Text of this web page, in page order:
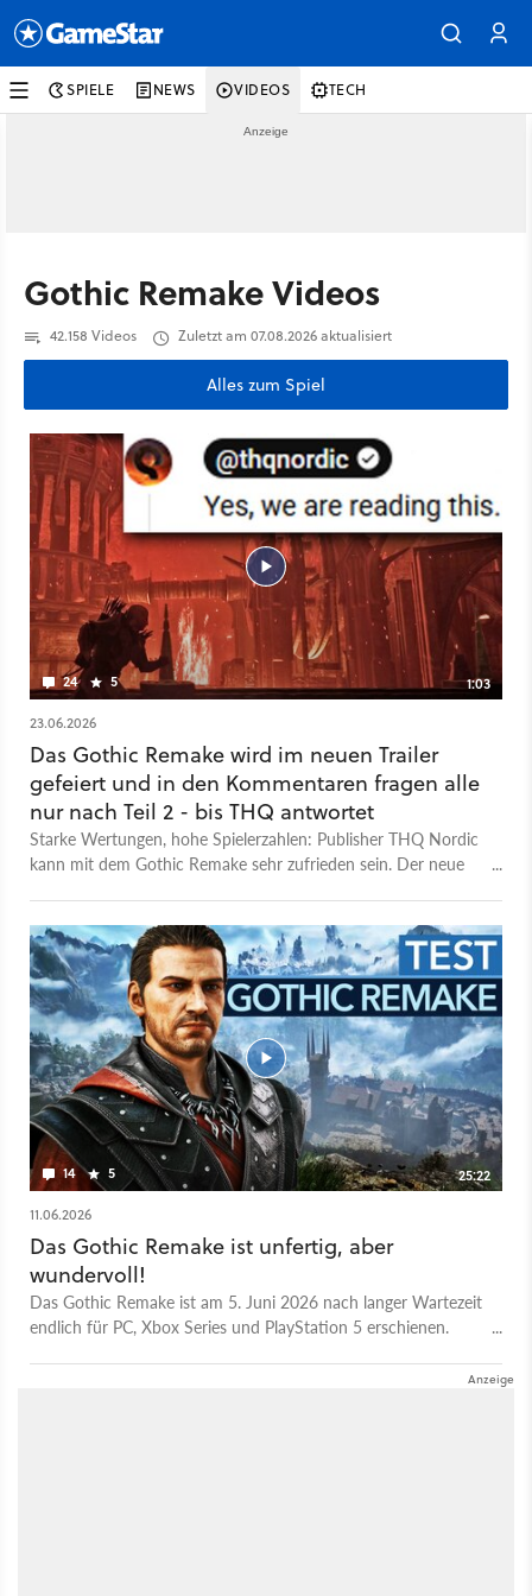
SPIELE NEWS VIDEOS TECH
Gothic Remake Videos
42.158 Videos Zuletzt am 07.08.2026 aktualisiert
Alles zum Spiel
24 5
1:03
23.06.2026
Das Gothic Remake wird im neuen Trailer
gefeiert und in den Kommentaren fragen alle
nur nach Teil 2 - bis THQ antwortet
Starke Wertungen, hohe Spielerzahlen: Publisher THQ Nordic
kann mit dem Gothic Remake sehr zufrieden sein. Der neue
auf YouTube gibt's derweil nur ein Thema: Wann kommt das
Gothic 2 Remake? Ein User schrieb etwa: »Lest ihr das, THQ?
Ein Remake von Gothic 2! Los geht’s!« Die überraschende
Reaktion kam kurz danach vom offiziellen Account des
Publishers: »Ja, wir lesen das.« Gegenüber GameStar Plus
haben die Entwickler zum Gothic 2 Remake bereits Stellung
genommen. Was die GameStar-Redaktion sich für das Sequel
wünscht, lest ihr im großen Sammelartikel mit Meinungen der
Experten.
14 5
25:22
11.06.2026
Das Gothic Remake ist unfertig, aber
wundervoll!
Das Gothic Remake ist am 5. Juni 2026 nach langer Wartezeit
endlich für PC, Xbox Series und PlayStation 5 erschienen.